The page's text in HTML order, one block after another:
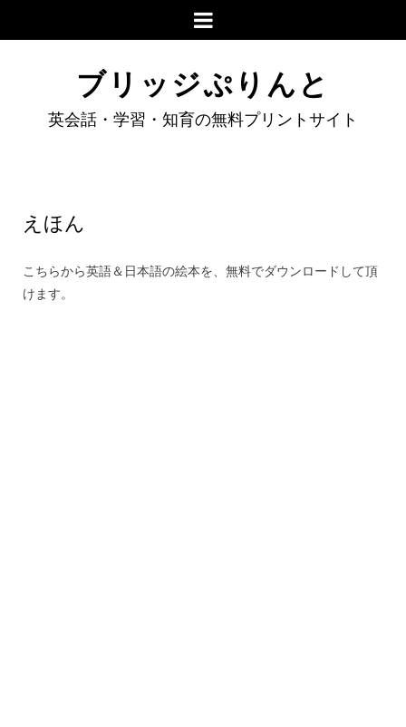
ブリッジぷりんと
英会話・学習・知育の無料プリントサイト
えほん
こちらから英語＆日本語の絵本を、無料でダウンロードして頂
けます。